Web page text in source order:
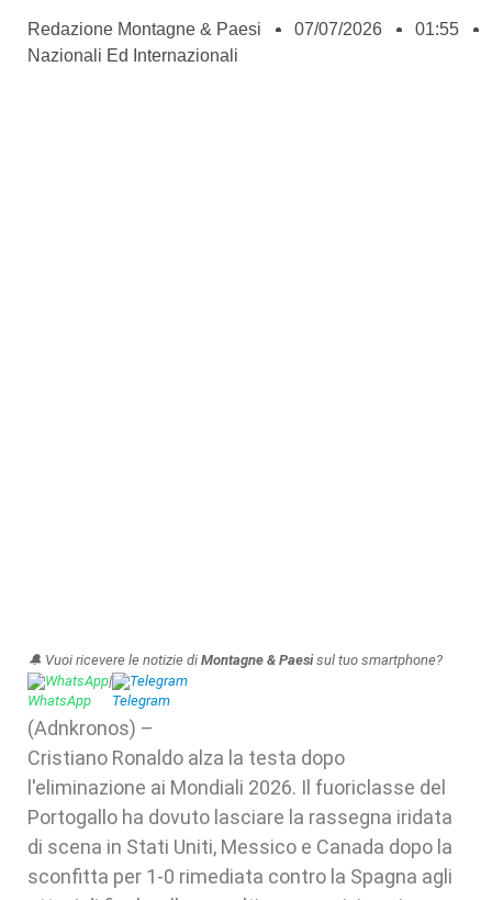
Redazione Montagne & Paesi 07/07/2026
01:55
Nazionali Ed Internazionali
🔔 Vuoi ricevere le notizie di Montagne & Paesisul tuo smartphone?
WhatsApp| Telegram
(Adnkronos) –
Cristiano Ronaldo alza la testa dopo
l'eliminazione ai Mondiali 2026. Il fuoriclasse del
Portogallo ha dovuto lasciare la rassegna iridata
di scena in Stati Uniti, Messico e Canada dopo la
sconfitta per 1-0 rimediata contro la Spagna agli